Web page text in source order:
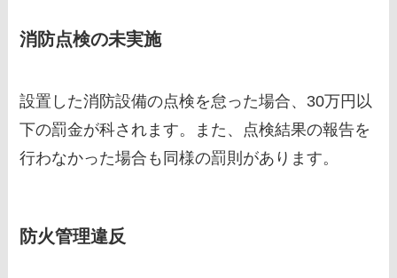
消防点検の未実施
設置した消防設備の点検を怠った場合、30万円以
下の罰金が科されます。また、点検結果の報告を
行わなかった場合も同様の罰則があります。
防火管理違反